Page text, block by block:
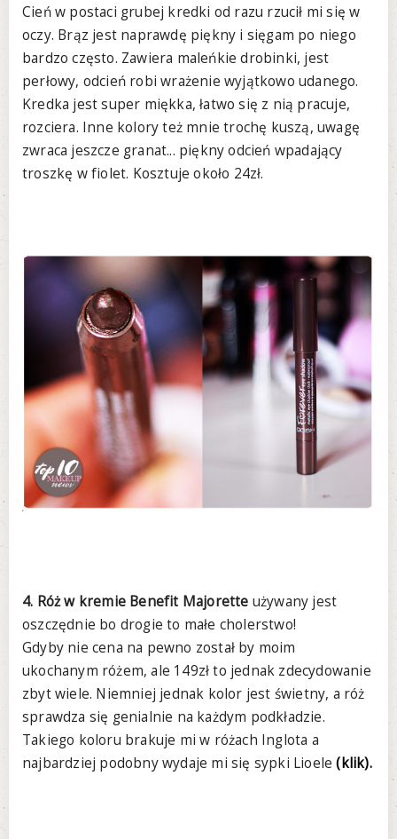
Cień w postaci grubej kredki od razu rzucił mi się w
oczy. Brąz jest naprawdę piękny i sięgam po niego
bardzo często. Zawiera maleńkie drobinki, jest
perłowy, odcień robi wrażenie wyjątkowo udanego.
Kredka jest super miękka, łatwo się z nią pracuje,
rozciera. Inne kolory też mnie trochę kuszą, uwagę
zwraca jeszcze granat... piękny odcień wpadający
troszkę w fiolet. Kosztuje około 24zł.
4. Róż w kremie Benefit Majorette używany jest
oszczędnie bo drogie to małe cholerstwo!
Gdyby nie cena na pewno został by moim
ukochanym różem, ale 149zł to jednak zdecydowanie
zbyt wiele. Niemniej jednak kolor jest świetny, a róż
sprawdza się genialnie na każdym podkładzie.
Takiego koloru brakuje mi w różach Inglota a
najbardziej podobny wydaje mi się sypki Lioele(klik).